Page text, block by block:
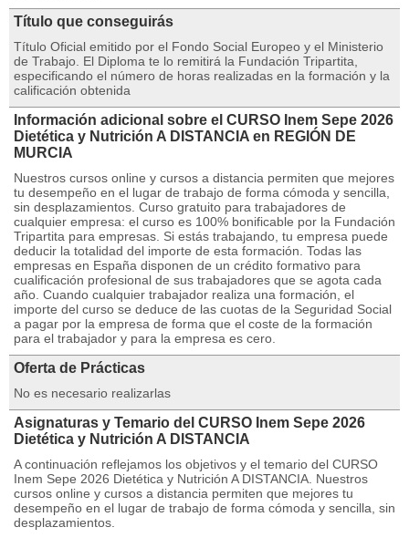
Título que conseguirás
Título Oficial emitido por el Fondo Social Europeo y el Ministerio
de Trabajo. El Diploma te lo remitirá la Fundación Tripartita,
especificando el número de horas realizadas en la formación y la
calificación obtenida
Información adicional sobre el CURSO Inem Sepe 2026
Dietética y Nutrición A DISTANCIA en REGIÓN DE
MURCIA
Nuestros cursos online y cursos a distancia permiten que mejores
tu desempeño en el lugar de trabajo de forma cómoda y sencilla,
sin desplazamientos. Curso gratuito para trabajadores de
cualquier empresa: el curso es 100% bonificable por la Fundación
Tripartita para empresas. Si estás trabajando, tu empresa puede
deducir la totalidad del importe de esta formación. Todas las
empresas en España disponen de un crédito formativo para
cualificación profesional de sus trabajadores que se agota cada
año. Cuando cualquier trabajador realiza una formación, el
importe del curso se deduce de las cuotas de la Seguridad Social
a pagar por la empresa de forma que el coste de la formación
para el trabajador y para la empresa es cero.
Oferta de Prácticas
No es necesario realizarlas
Asignaturas y Temario del CURSO Inem Sepe 2026
Dietética y Nutrición A DISTANCIA
A continuación reflejamos los objetivos y el temario del CURSO
Inem Sepe 2026 Dietética y Nutrición A DISTANCIA. Nuestros
cursos online y cursos a distancia permiten que mejores tu
desempeño en el lugar de trabajo de forma cómoda y sencilla, sin
desplazamientos.